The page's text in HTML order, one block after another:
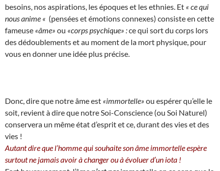
besoins, nos aspirations, les époques et les ethnies. Et « ce qui
nous anime « (pensées et émotions connexes) consiste en cette
fameuse «âme» ou «corps psychique» :ce qui sort du corps lors
des dédoublements et au moment de la mort physique, pour
vous en donner une idée plus précise.
Donc, dire que notre âme est «immortelle» ou espérer qu’elle le
soit, revient à dire que notre Soi-Conscience (ou Soi Naturel)
conservera un même état d’esprit et ce, durant des vies et des
vies !
Autant dire que l’homme qui souhaite son âme immortelle espère
surtout ne jamais avoir à changer ou à évoluer d’un iota !